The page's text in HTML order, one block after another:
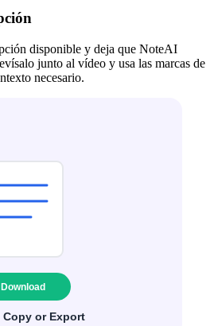
disponible y deja que NoteAI
junto al vídeo y usa las marcas de
necesario.